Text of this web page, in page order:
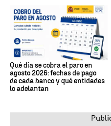
Qué día se cobra el paro en
agosto 2026: fechas de pago
de cada banco y qué entidades
lo adelantan